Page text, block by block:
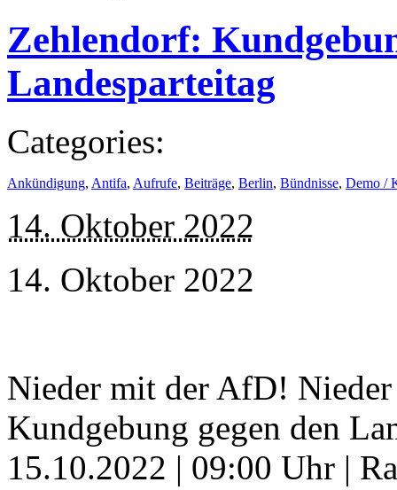
Zehlendorf:
Landesparteitag
Categories:
Ankündigung, Antifa, Aufrufe, Beiträge, Berlin, Bündnisse, Demo /
14. Oktober 2022
14. Oktober 2022
Nieder mit der AfD!
Kundgebung gegen den
15.10.2022 | 09:00 Uhr |